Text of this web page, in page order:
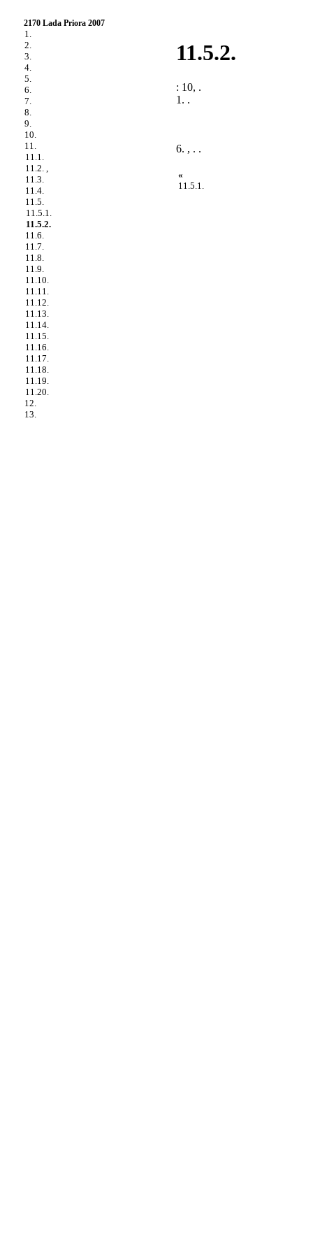
2170 Lada Priora 2007
1.
2.
3.
4.
5.
6.
7.
8.
9.
10.
11.
11.1.
11.2. ,
11.3.
11.4.
11.5.
11.5.1.
11.5.2.
11.6.
11.7.
11.8.
11.9.
11.10.
11.11.
11.12.
11.13.
11.14.
11.15.
11.16.
11.17.
11.18.
11.19.
11.20.
12.
13.
11.5.2.
: 10, .
1. .
6. , . .
«
11.5.1.